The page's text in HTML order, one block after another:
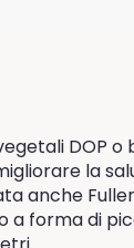
DOP o
la
anche
a forma di